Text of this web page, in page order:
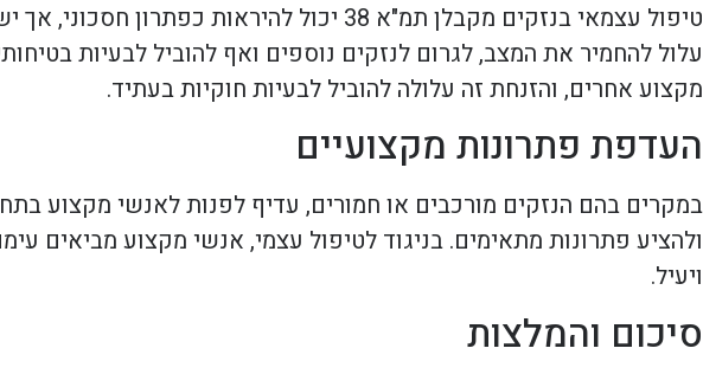
טיפול עצמאי בנזקים מקבלן תמ"א 38 יכול
עלול להחמיר את המצב, לגרום לנזקים נוספים ואף להוביל לבעיות
מקצוע אחרים, והזנחת זה עלולה להוביל לבעיות חוקיות בעתיד.
העדפת פתרונות מקצועיים
במקרים בהם הנזקים מורכבים או חמורים, עדיף לפנות לאנשי מקצוע
ולהציע פתרונות מתאימים. בניגוד לטיפול עצמי, אנשי מקצוע מביאים
ויעיל.
סיכום והמלצות